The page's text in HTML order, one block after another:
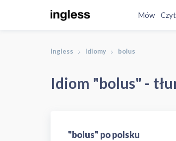
Mów
Ingless Idiomy bolus
Idiom "bolus" -
"bolus" po polsku